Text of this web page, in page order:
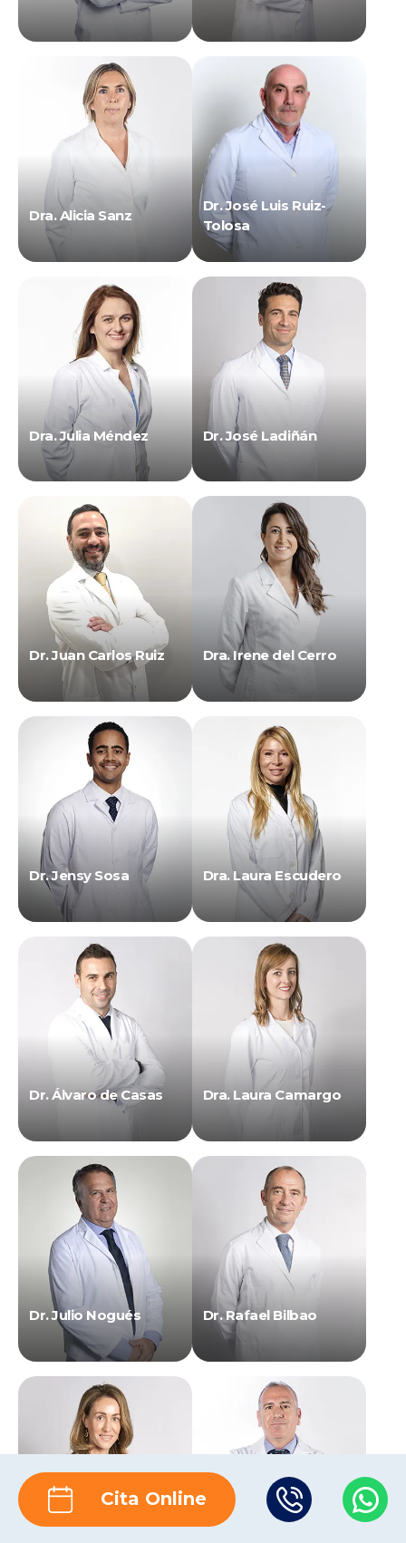
Dra. Alicia Sanz
Dr. José Luis Ruiz-
Tolosa
Dra. Julia Méndez Dr. José Ladiñán
Dr. Juan Carlos Ruiz Dra. Irene del Cerro
Dr. Jensy Sosa Dra. Laura Escudero
Dr. Álvaro de Casas Dra. Laura Camargo
Dr. Julio Nogués Dr. Rafael Bilbao
Dra. Ángeles
Cita Online